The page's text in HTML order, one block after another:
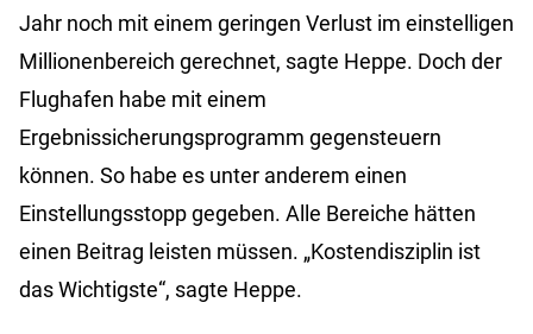
Jahr noch mit einem geringen Verlust im einstelligen
Millionenbereich gerechnet, sagte Heppe. Doch der
Flughafen habe mit einem
Ergebnissicherungsprogramm gegensteuern
können. So habe es unter anderem einen
Einstellungsstopp gegeben. Alle Bereiche hätten
einen Beitrag leisten müssen. „Kostendisziplin ist
das Wichtigste“, sagte Heppe.